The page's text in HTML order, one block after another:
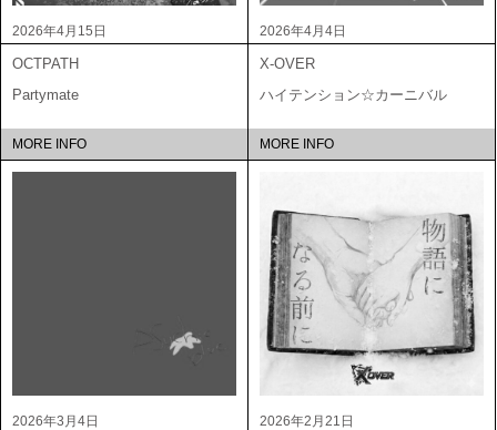
2026年4月15日
OCTPATH
Partymate
MORE INFO
2026年4月4日
X-OVER
ハイテンション☆カーニバル
MORE INFO
2026年3月4日 2026年2月21日